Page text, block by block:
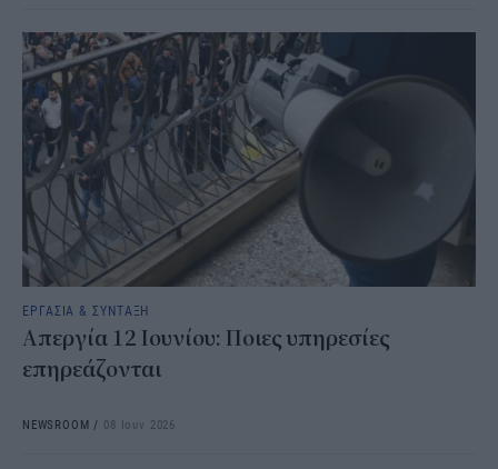
ΕΡΓΑΣΙΑ & ΣΥΝΤΑΞΗ
Απεργία 12 Ιουνίου: Ποιες υπηρεσίες
επηρεάζονται
NEWSROOM / 08 Ιουν 2026